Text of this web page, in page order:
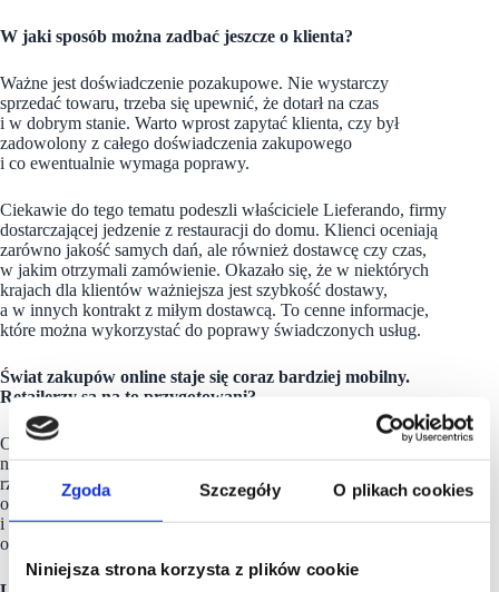
Zgoda Szczegóły O plikach cookies
Niniejsza strona korzysta z plików cookie
W jaki sposób można zadbać jeszcze o klienta?
Ważne jest doświadczenie pozakupowe. Nie wystarczy
sprzedać towaru, trzeba się upewnić, że dotarł na czas
i w dobrym stanie. Warto wprost zapytać klienta, czy był
zadowolony z całego doświadczenia zakupowego
i co ewentualnie wymaga poprawy.
Ciekawie do tego tematu podeszli właściciele Lieferando, firmy
dostarczającej jedzenie z restauracji do domu. Klienci oceniają
zarówno jakość samych dań, ale również dostawcę czy czas,
w jakim otrzymali zamówienie. Okazało się, że w niektórych
krajach dla klientów ważniejsza jest szybkość dostawy,
a w innych kontrakt z miłym dostawcą. To cenne informacje,
które można wykorzystać do poprawy świadczonych usług.
Świat zakupów online staje się coraz bardziej mobilny.
Retailerzy są na to przygotowani?
Oczywiście zdarzają się jeszcze sytuacje, gdy jakaś firma
nie posiada responsywnej strony internetowej, ale to coraz
rzadsze przypadki. Ważna jest przejrzystość witryny. Klient
od razu powinien widzieć cenę produktu, opcje dostawy
i płatności oraz intuicyjnie odnaleźć przycisk “kupuj”. To niby
oczywiste rzeczy, ale czasami wymagające dopracowania.